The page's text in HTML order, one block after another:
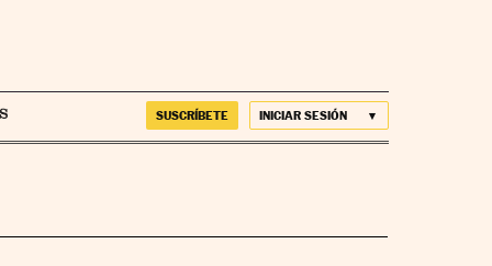
SUSCRÍBETE INICIAR SESIÓN